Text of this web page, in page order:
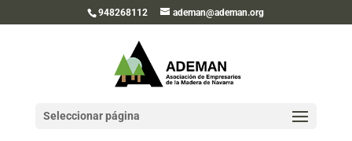
948268112 ademan@ademan.org
Seleccionar página